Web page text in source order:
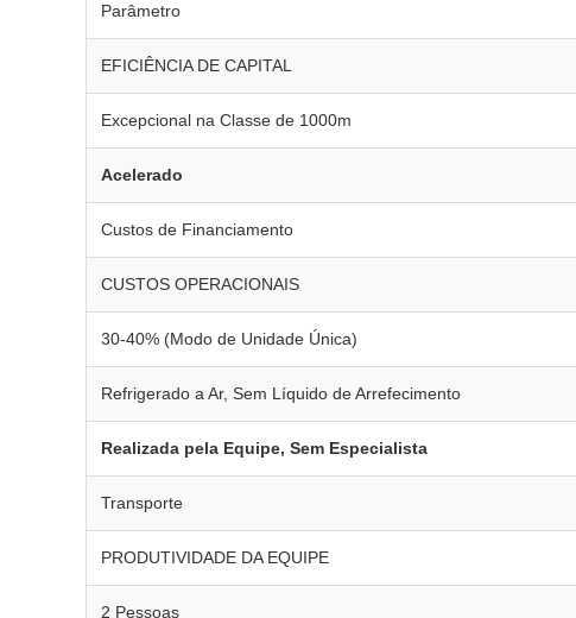
Parâmetro
EFICIÊNCIA DE CAPITAL
Excepcional na Classe de 1000m
Acelerado
Custos de Financiamento
CUSTOS OPERACIONAIS
30-40% (Modo de Unidade Única)
Refrigerado a Ar, Sem Líquido de Arrefecimento
Realizada pela Equipe, Sem Especialista
Transporte
PRODUTIVIDADE DA EQUIPE
2 Pessoas